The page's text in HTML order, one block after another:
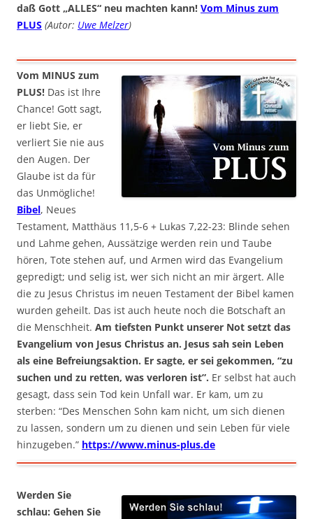
daß Gott „ALLES“ neu machten kann! Vom Minus zum
PLUS (Autor: Uwe Melzer)
Vom MINUS zum
PLUS! Das ist Ihre
Chance! Gott sagt,
er liebt Sie, er
verliert Sie nie aus
den Augen. Der
Glaube ist da für
das Unmögliche!
Bibel, Neues
Testament, Matthäus 11,5-6 + Lukas 7,22-23: Blinde sehen
und Lahme gehen, Aussätzige werden rein und Taube
hören, Tote stehen auf, und Armen wird das Evangelium
gepredigt; und selig ist, wer sich nicht an mir ärgert. Alle
die zu Jesus Christus im neuen Testament der Bibel kamen
wurden geheilt. Das ist auch heute noch die Botschaft an
die Menschheit. Am tiefsten Punkt unserer Not setzt das
Evangelium von Jesus Christus an. Jesus sah sein Leben
als eine Befreiungsaktion. Er sagte, er sei gekommen, “zu
suchen und zu retten, was verloren ist”. Er selbst hat auch
gesagt, dass sein Tod kein Unfall war. Er kam, um zu
sterben: “Des Menschen Sohn kam nicht, um sich dienen
zu lassen, sondern um zu dienen und sein Leben für viele
hinzugeben.” https://www.minus-plus.de
Werden Sie
schlau: Gehen Sie